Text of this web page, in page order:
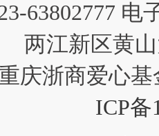
63802777 电
两江新区黄
庆浙商爱心
ICP备